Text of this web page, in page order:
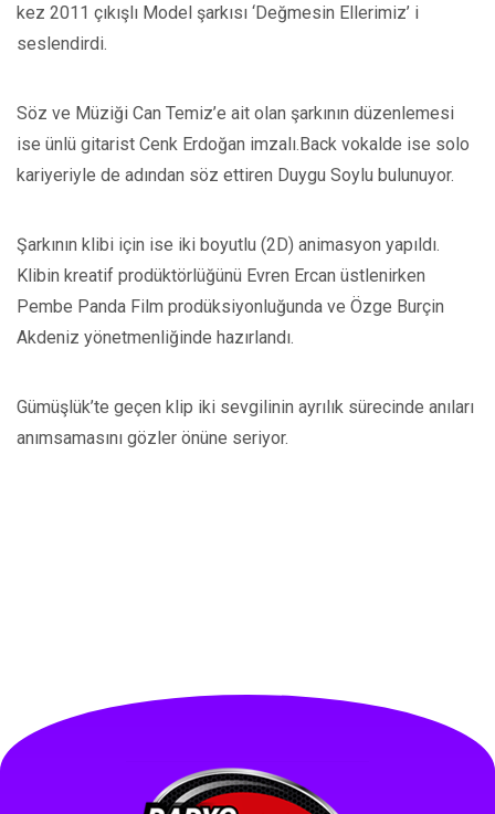
kez 2011 çıkışlı Model şarkısı ‘Değmesin Ellerimiz’ i
seslendirdi.
Söz ve Müziği Can Temiz’e ait olan şarkının düzenlemesi
ise ünlü gitarist Cenk Erdoğan imzalı.Back vokalde ise solo
kariyeriyle de adından söz ettiren Duygu Soylu bulunuyor.
Şarkının klibi için ise iki boyutlu (2D) animasyon yapıldı.
Klibin kreatif prodüktörlüğünü Evren Ercan üstlenirken
Pembe Panda Film prodüksiyonluğunda ve Özge Burçin
Akdeniz yönetmenliğinde hazırlandı.
Gümüşlük’te geçen klip iki sevgilinin ayrılık sürecinde anıları
anımsamasını gözler önüne seriyor.